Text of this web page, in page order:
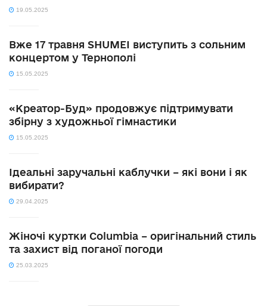
19.05.2025
Вже 17 травня SHUMEI виступить з сольним
концертом у Тернополі
15.05.2025
«Креатор-Буд» продовжує підтримувати
збірну з художньої гімнастики
15.05.2025
Ідеальні заручальні каблучки – які вони і як
вибирати?
29.04.2025
Жіночі куртки Columbia – оригінальний стиль
та захист від поганої погоди
25.03.2025